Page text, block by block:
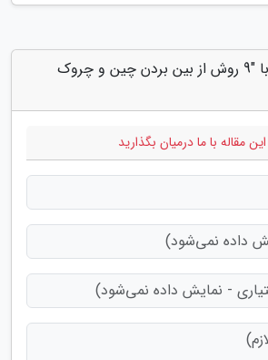
دیدگاه های مرتبط با "9 روش از بین بردن چین و چروک
مقاله با ما درمیان بگذارید